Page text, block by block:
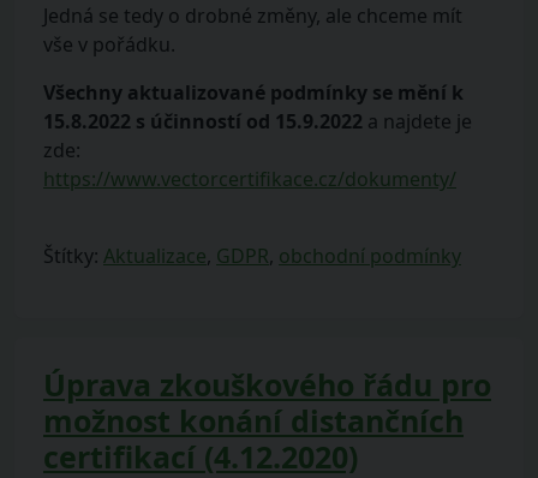
Jedná se tedy o drobné změny, ale chceme mít
vše v pořádku.
Všechny aktualizované podmínky se mění k
15.8.2022 s účinností od 15.9.2022 a najdete je
zde:
https://www.vectorcertifikace.cz/dokumenty/
Štítky: Aktualizace, GDPR, obchodní podmínky
Úprava zkouškového řádu pro
možnost konání distančních
certifikací (4.12.2020)